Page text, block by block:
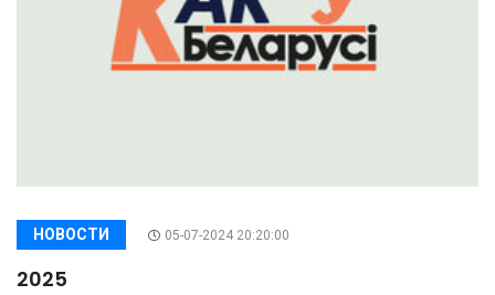
НОВОСТИ 05-07-2024 20:20:00
2025